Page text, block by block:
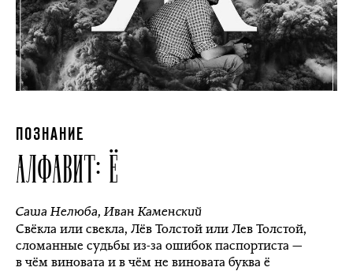
ПОЗНАНИЕ
АЛФАВИТ: Ё
Саша Нелюба,Иван Каменский
Свёкла или свекла, Лёв Толстой или Лев Толстой,
сломанные судьбы из-за ошибок паспортиста —
в чём виновата и в чём не виновата буква ё